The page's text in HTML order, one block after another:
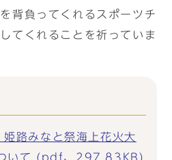
背負ってくれるスポーツチ
てくれることを祈っていま
路みなと祭海上花火大
いて (pdf、297.83KB)